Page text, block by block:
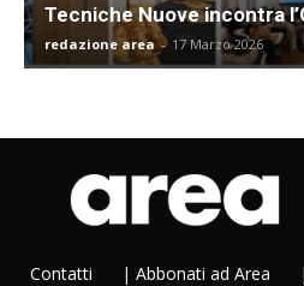
Tecniche Nuove incontra
redazione area - 17 Marzo 2026
Contatti | Abbonati ad Area |